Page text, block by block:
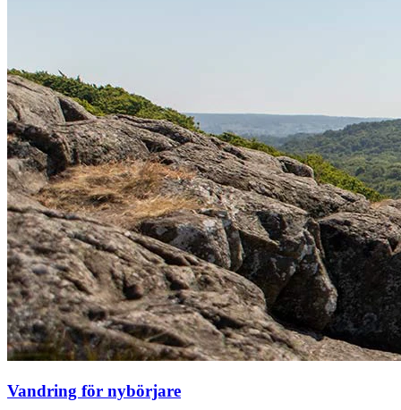
Vandring för nybörjare